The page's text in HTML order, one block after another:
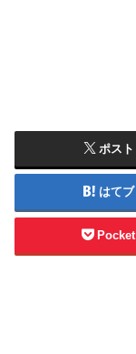
ポスト
はてブ
Pocket